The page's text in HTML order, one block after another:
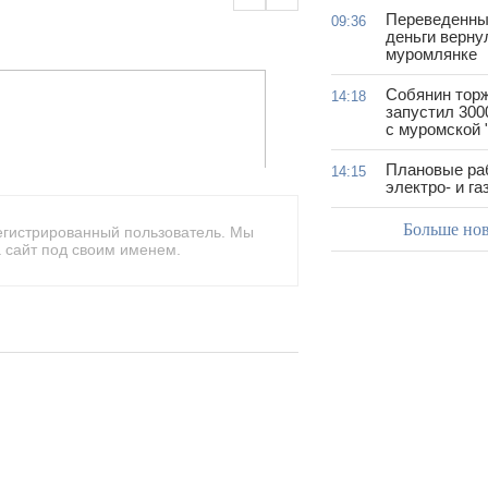
пользователь. Мы
под своим именем.
09:36
деньги
муромлянке
14:18
Собянин
запустил
с муромской
14:15
Плановые
электро- и
Больше